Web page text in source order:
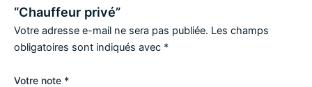
“Chauffeur privé”
Votre adresse e-mail ne sera pas publiée. Les champs
obligatoires sont indiqués avec *
Votre note *